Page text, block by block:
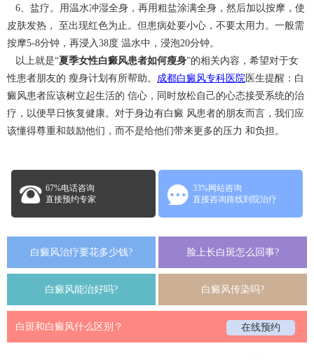
6、盐疗。用温水冲湿全身，再用粗盐涂满全身，然后加以按摩，使
皮肤发热， 至出现红色为止。但患病处要小心，不要太用力。一般需
按摩5-8分钟，再浸入38度 温水中，浸泡20分钟。
以上就是“夏季女性白癜风患者如何瘦身”的相关内容，希望对于女
性患者朋友的 瘦身计划有所帮助。 成都白癜风专科医院 医生提醒：白
癜风患者应该树立起生活的 信心，同时放松自己的心态接受系统的治
疗，以便早日恢复健康。对于身边有白癜 风患者的朋友而言，我们应
该懂得尊重和鼓励他们，而不是给他们带来更多的压力 和负担。
67%电话咨询
直接预约专家
33%网站咨询
直接咨询路线到院治疗
白癜风治疗要花多少钱? 脸上长白斑怎么回事?
白癜风能治好吗? 白癜风传染吗?
白斑和白癜风什么区别？ 在线预约